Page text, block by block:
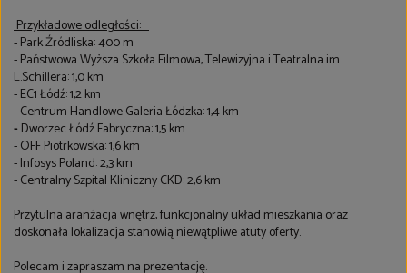
Przykładowe odległości:
- Park Źródliska: 400 m
- Państwowa Wyższa Szkoła Filmowa, Telewizyjna i Teatralna im.
L.Schillera: 1,0 km
- EC1 Łódź: 1,2 km
- Centrum Handlowe Galeria Łódzka: 1,4 km
- Dworzec Łódź Fabryczna: 1,5 km
- OFF Piotrkowska: 1,6 km
- Infosys Poland: 2,3 km
- Centralny Szpital Kliniczny CKD: 2,6 km
Przytulna aranżacja wnętrz, funkcjonalny układ mieszkania oraz
doskonała lokalizacja stanowią niewątpliwe atuty oferty.
Polecam i zapraszam na prezentację.